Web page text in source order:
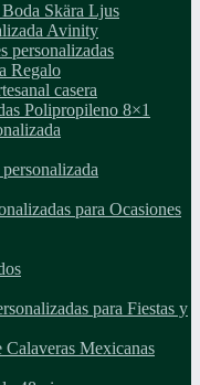
Skära Ljus
Avinity
personalizadas
Regalo
casera
Polipropileno 8×1
para Ocasiones
para Fiestas y
Calaveras Mexicanas